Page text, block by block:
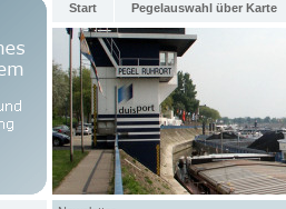
Start Pegelauswahl über Karte